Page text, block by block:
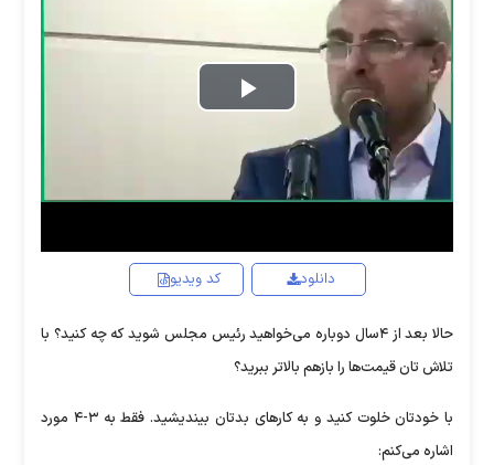
Play
Video
کد ویدیو دانلود
حالا بعد از ۴سال دوباره می‌خواهید رئیس مجلس شوید که چه کنید؟ با
تلاش تان قیمت‌ها را بازهم بالاتر ببرید؟
با خودتان خلوت کنید و به کار‌های بدتان بیندیشید. فقط به ۳-۴ مورد
اشاره می‌کنم: